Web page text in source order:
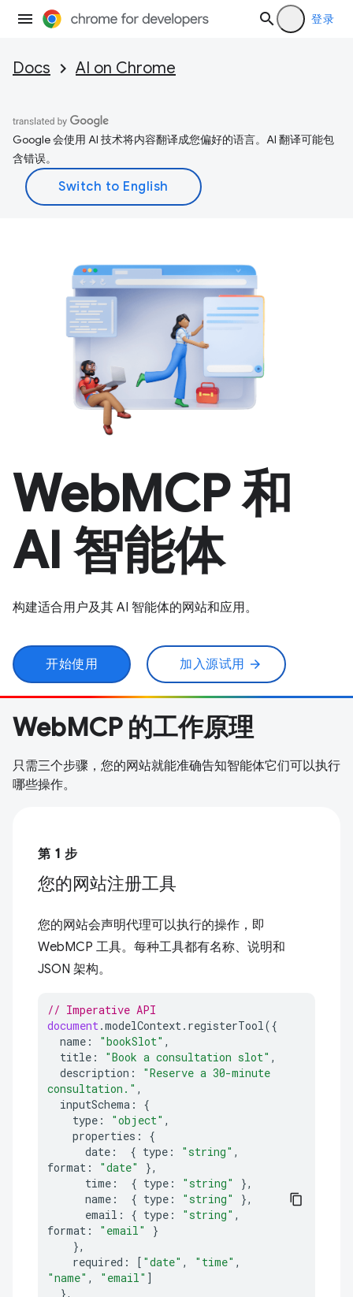
登录
Docs AI on Chrome
Google 会使用 AI 技术将内容翻译成您偏好的语言。AI 翻译可能包
含错误。
WebMCP 和
AI 智能体
构建适合用户及其 AI 智能体的网站和应用。
开始使用 加入源试用 arrow_forward
WebMCP 的工作原理
只需三个步骤，您的网站就能准确告知智能体它们可以执行
哪些操作。
第 1 步
您的网站注册工具
您的网站会声明代理可以执行的操作，即
WebMCP 工具。每种工具都有名称、说明和
JSON 架构。
// Imperative API
document.modelContext. registerTool({
name : "bookSlot" ,
title : "Book a consultation slot" ,
description :
"Reserve a 30-minute
consultation." ,
inputSchema :
{
type : "object" ,
properties :
{
date : { type : "string" ,
format : "date"
},
time : { type : "string"
},
name : { type : "string"
},
email : { type : "string" ,
format : "email"
}
},
required : [ "date" , "time" ,
"name" , "email" ]
},